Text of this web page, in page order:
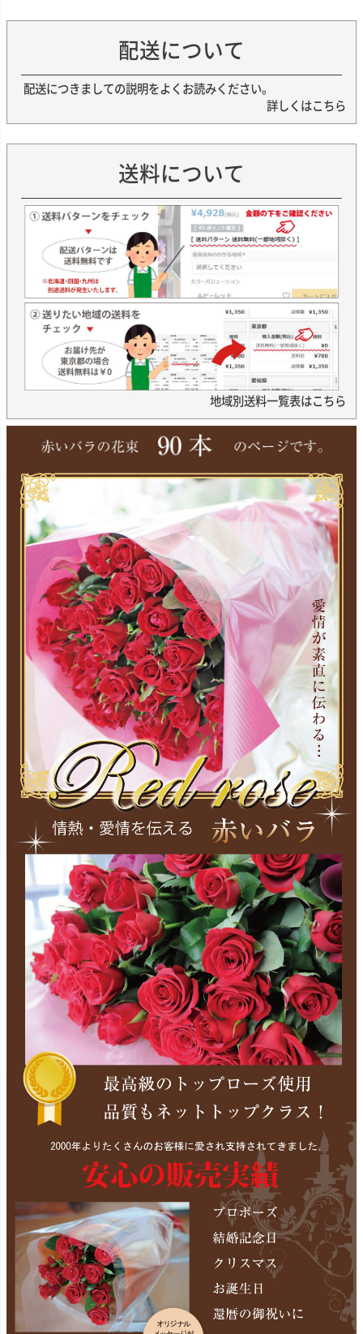
配送について
配送につきましての説明をよくお読みください。
詳しくはこちら
送料について
地域別送料一覧表はこちら